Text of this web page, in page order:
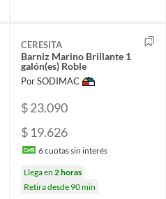
CERESITA
Barniz Marino Brillante 1
galón(es) Roble
Por SODIMAC
$ 23.090
$ 19.626
6cuotas sin interés
Llega en 2 horas
Retira desde 90 min